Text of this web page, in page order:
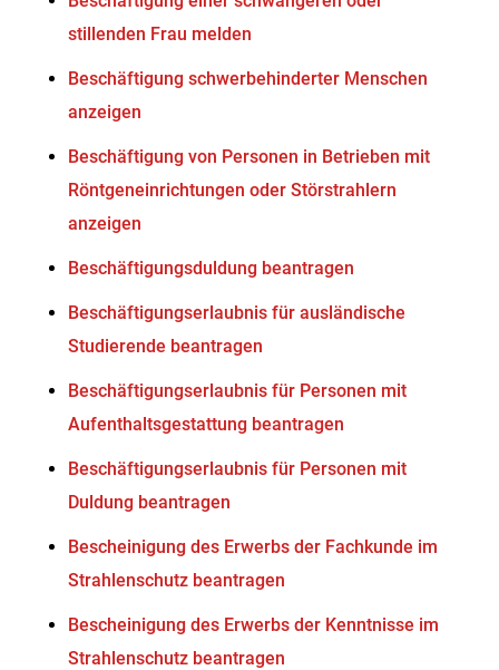
stillenden Frau melden
Beschäftigung schwerbehinderter Menschen
anzeigen
Beschäftigung von Personen in Betrieben mit
Röntgeneinrichtungen oder Störstrahlern
anzeigen
Beschäftigungsduldung beantragen
Beschäftigungserlaubnis für ausländische
Studierende beantragen
Beschäftigungserlaubnis für Personen mit
Aufenthaltsgestattung beantragen
Beschäftigungserlaubnis für Personen mit
Duldung beantragen
Bescheinigung des Erwerbs der Fachkunde im
Strahlenschutz beantragen
Bescheinigung des Erwerbs der Kenntnisse im
Strahlenschutz beantragen